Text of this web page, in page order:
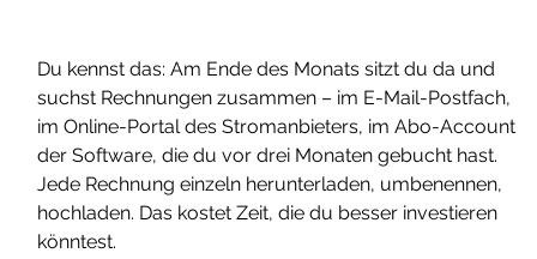
Du kennst das: Am Ende des Monats sitzt du da und
suchst Rechnungen zusammen – im E-Mail-Postfach,
im Online-Portal des Stromanbieters, im Abo-Account
der Software, die du vor drei Monaten gebucht hast.
Jede Rechnung einzeln herunterladen, umbenennen,
hochladen. Das kostet Zeit, die du besser investieren
könntest.